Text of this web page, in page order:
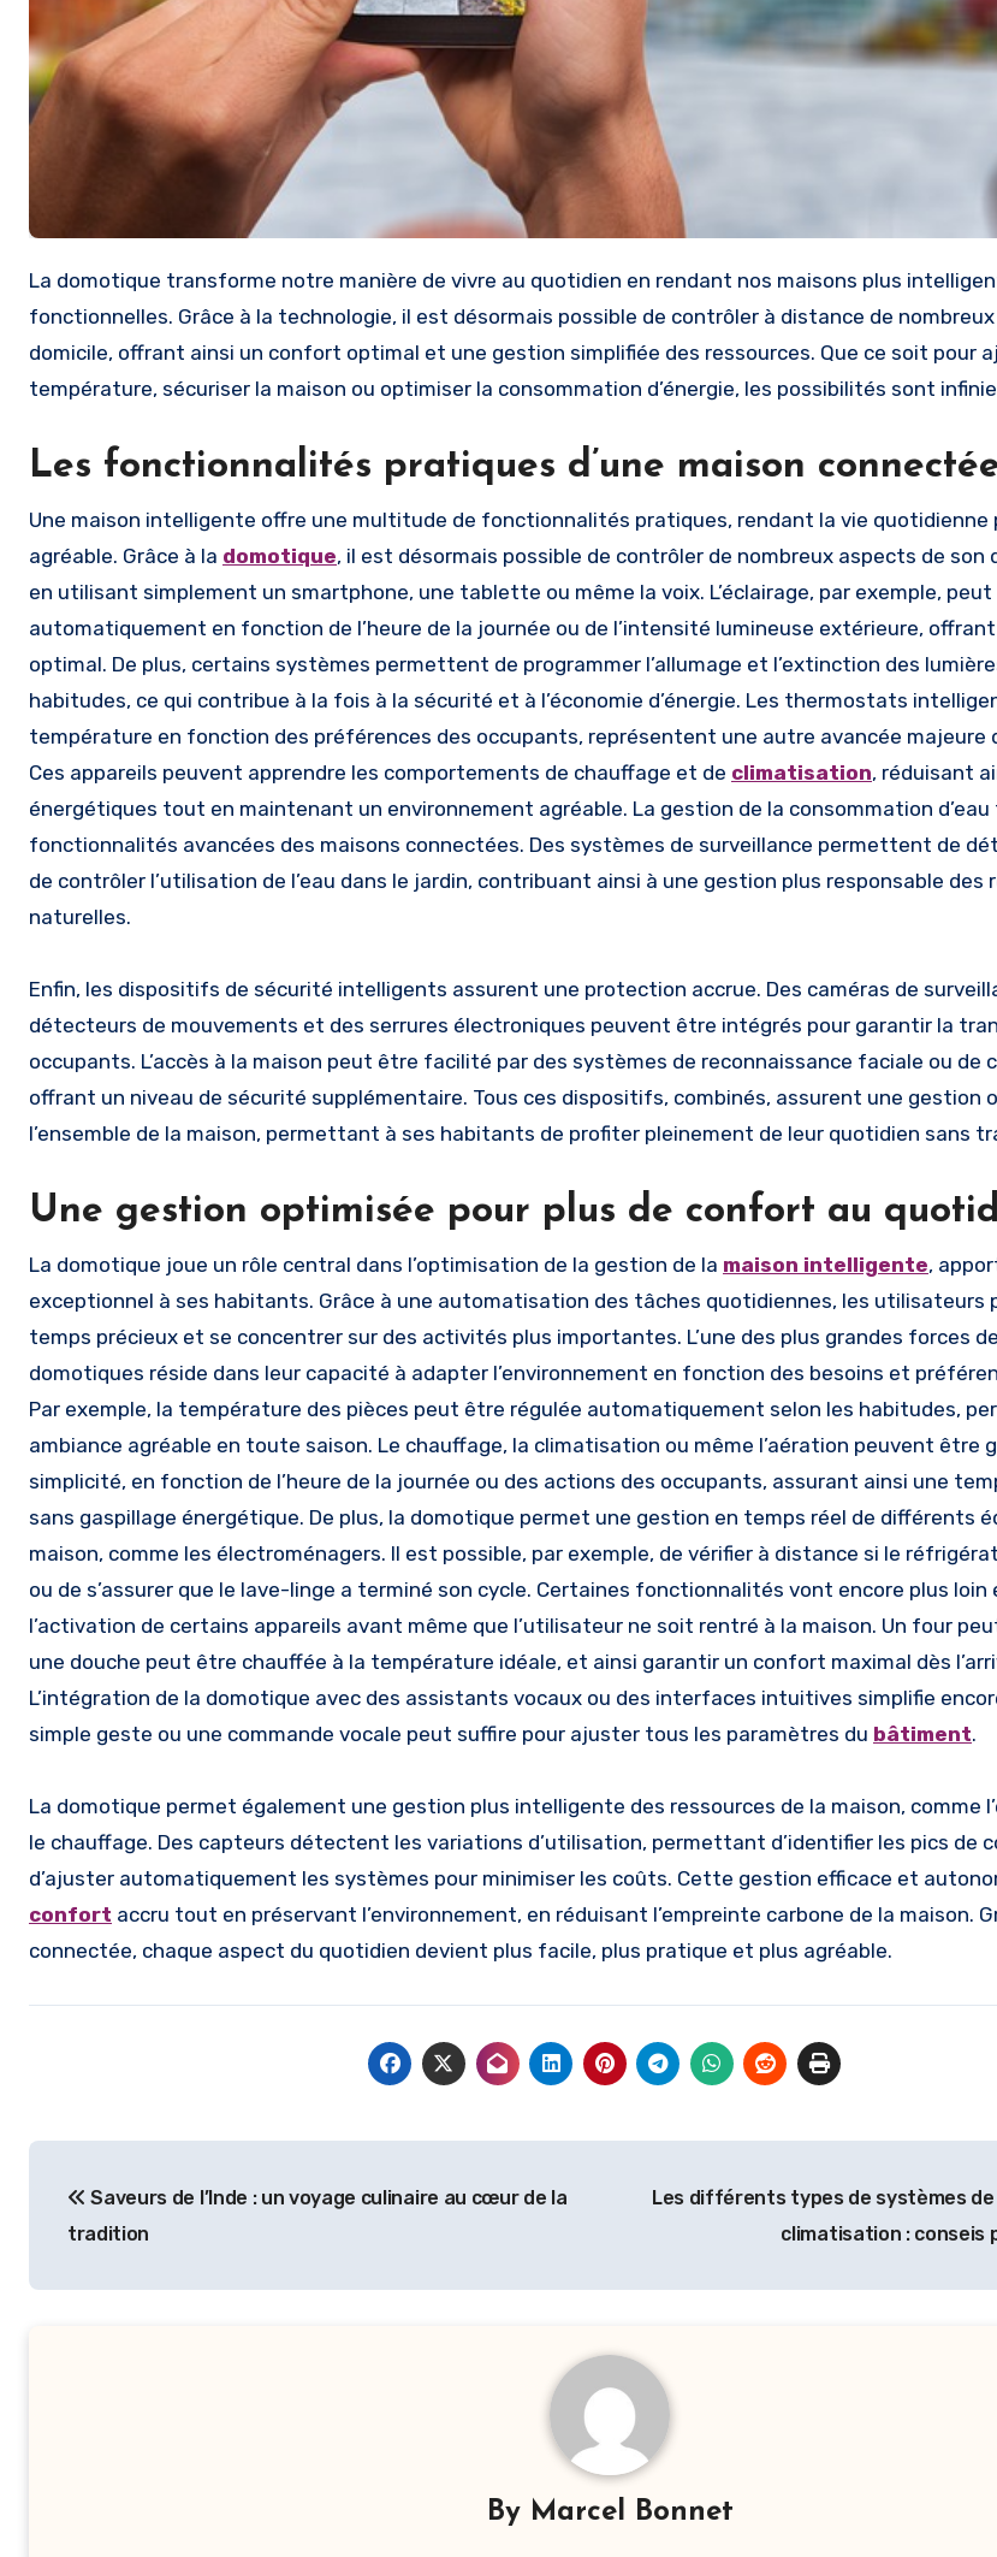
La domotique transforme notre manière de vivre au quotidien en rendant nos maisons plus intelligentes et plus
fonctionnelles. Grâce à la technologie, il est désormais possible de contrôler à distance de
domicile, offrant ainsi un confort optimal et une gestion simplifiée des ressources. Que ce soit pour
température, sécuriser la maison ou optimiser la consommation d’énergie, les possibilités sont
Les fonctionnalités pratiques d’une maison
Une maison intelligente offre une multitude de fonctionnalités pratiques, rendant la vie quotidienne
agréable. Grâce à la domotique, il est désormais possible de contrôler de nombreux aspects de son
en utilisant simplement un smartphone, une tablette ou même la voix. L’éclairage, par exemple,
automatiquement en fonction de l’heure de la journée ou de l’intensité lumineuse extérieure,
optimal. De plus, certains systèmes permettent de programmer l’allumage et l’extinction des
habitudes, ce qui contribue à la fois à la sécurité et à l’économie d’énergie. Les thermostats
température en fonction des préférences des occupants, représentent une autre avancée majeure
Ces appareils peuvent apprendre les comportements de chauffage et de climatisation, réduisant
énergétiques tout en maintenant un environnement agréable. La gestion de la consommation
fonctionnalités avancées des maisons connectées. Des systèmes de surveillance permettent de
de contrôler l’utilisation de l’eau dans le jardin, contribuant ainsi à une gestion plus responsable des
naturelles.
Enfin, les dispositifs de sécurité intelligents assurent une protection accrue. Des caméras de
détecteurs de mouvements et des serrures électroniques peuvent être intégrés pour garantir la
occupants. L’accès à la maison peut être facilité par des systèmes de reconnaissance faciale ou de
offrant un niveau de sécurité supplémentaire. Tous ces dispositifs, combinés, assurent une gestion
l’ensemble de la maison, permettant à ses habitants de profiter pleinement de leur quotidien sans
Une gestion optimisée pour plus de confort au
La domotique joue un rôle central dans l’optimisation de la gestion de la maison intelligente,
exceptionnel à ses habitants. Grâce à une automatisation des tâches quotidiennes, les utilisateurs
temps précieux et se concentrer sur des activités plus importantes. L’une des plus grandes forces
domotiques réside dans leur capacité à adapter l’environnement en fonction des besoins et
Par exemple, la température des pièces peut être régulée automatiquement selon les habitudes,
ambiance agréable en toute saison. Le chauffage, la climatisation ou même l’aération peuvent être
simplicité, en fonction de l’heure de la journée ou des actions des occupants, assurant ainsi une
sans gaspillage énergétique. De plus, la domotique permet une gestion en temps réel de différents
maison, comme les électroménagers. Il est possible, par exemple, de vérifier à distance si le
ou de s’assurer que le lave-linge a terminé son cycle. Certaines fonctionnalités vont encore plus
l’activation de certains appareils avant même que l’utilisateur ne soit rentré à la maison. Un four
une douche peut être chauffée à la température idéale, et ainsi garantir un confort maximal dès
L’intégration de la domotique avec des assistants vocaux ou des interfaces intuitives simplifie
simple geste ou une commande vocale peut suffire pour ajuster tous les paramètres du bâtiment.
La domotique permet également une gestion plus intelligente des ressources de la maison, comme
le chauffage. Des capteurs détectent les variations d’utilisation, permettant d’identifier les pics de
d’ajuster automatiquement les systèmes pour minimiser les coûts. Cette gestion efficace et
confort accru tout en préservant l’environnement, en réduisant l’empreinte carbone de la maison.
connectée, chaque aspect du quotidien devient plus facile, plus pratique et plus agréable.
de
Saveurs de l’Inde : un voyage culinaire au cœur de la
tradition
Les différents types de systèmes
climatisation : conseis
By Marcel Bonnet